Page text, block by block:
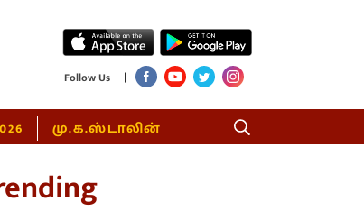
Follow Us |
மு.க.ஸ்டாலின்